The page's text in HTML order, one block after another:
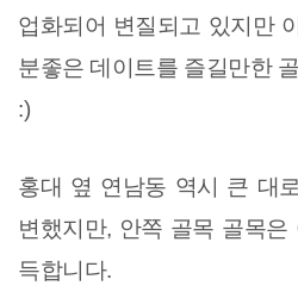
업화되어 변질되고 있지만
분좋은 데이트를 즐길만한
:)
홍대 옆 연남동 역시 큰 대
변했지만, 안쪽 골목 골목
득합니다.
docker